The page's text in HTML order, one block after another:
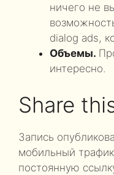
ничего не
dialog ads,
Объемы.
интересно.
Share
Запись
мобильный
постоянную